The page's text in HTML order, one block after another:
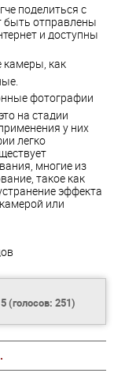
поделиться с
быть отправлены
и доступны
камеры, как
фотографии
на стадии
у них
легко
многие из
такое как
эффекта
или
5(голосов: 251)